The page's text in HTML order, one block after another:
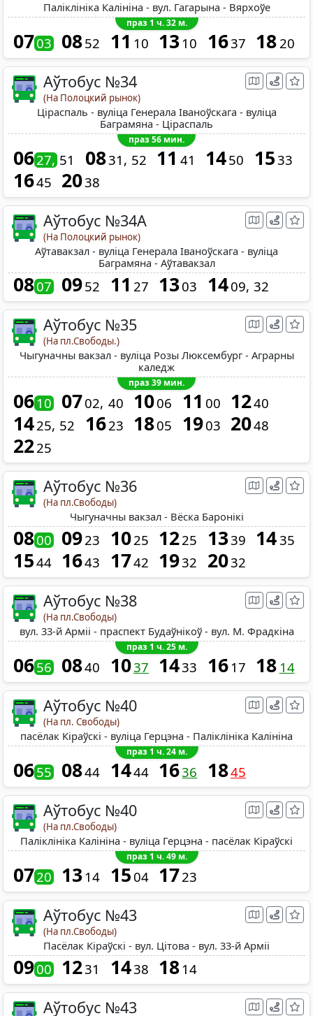
Паліклініка Калініна - вул. Гагарына - Вярхоўе
праз 1 ч. 32 м.
0703 0852 11 10 13 10 1637 18 20
Аўтобус №34
(На Полоцкий рынок)
Ціраспаль - вуліца Генерала Іваноўскага - вуліца
Баграмяна - Ціраспаль
праз 56 мин.
0627 51 0831 52 11 41 1450 1533
1645 2038
Аўтобус №34A
(На Полоцкий рынок)
Аўтавакзал - вуліца Генерала Іваноўскага - вуліца
Баграмяна - Аўтавакзал
0807 0952 11 27 1303 1409 32
Аўтобус №35
(На пл.Свободы.)
Чыгуначны вакзал - вуліца Розы Люксембург - Аграрны
каледж
праз 39 мин.
0610 0702 40 1006 11 00 1240
1425 52 1623 1805 1903 2048
2225
Аўтобус №36
(На пл.Свободы)
Чыгуначны вакзал - Вёска Баронiкi
0800 0923 1025 1225 1339 1435
1544 1643 1742 1932 2032
Аўтобус №38
(На пл.Свободы)
вул. 33-й Арміі - праспект Будаўнікоў - вул. М. Фрадкіна
праз 1 ч. 25 м.
0656 0840 1037 1433 16 17 18 14
Аўтобус №40
(На пл. Свободы)
пасёлак Кіраўскі - вуліца Герцэна - Паліклініка Калініна
праз 1 ч. 24 м.
0655 0844 1444 1636 1845
Аўтобус №40
(На пл.Свободы)
Паліклініка Калініна - вуліца Герцэна - пасёлак Кіраўскі
праз 1 ч. 49 м.
0720 13 14 15 04 1723
Аўтобус №43
(На пл.Свободы)
Пасёлак Кіраўскі - вул. Цітова - вул. 33-й Арміі
0900 1231 1438 18 14
Аўтобус №43